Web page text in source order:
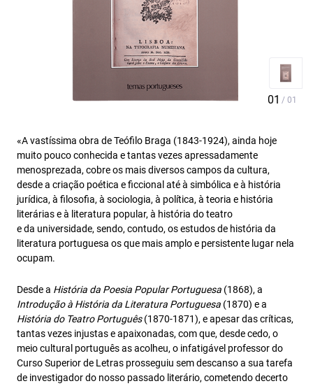
«A vastíssima obra de Teófilo Braga (1843-1924), ainda hoje
muito pouco conhecida e tantas vezes apressadamente
menosprezada, cobre os mais diversos campos da cultura,
desde a criação poética e ficcional até à simbólica e à história
jurídica, à filosofia, à sociologia, à política, à teoria e história
literárias e à literatura popular, à história do teatro
e da universidade, sendo, contudo, os estudos de história da
literatura portuguesa os que mais amplo e persistente lugar nela
ocupam.
Desde a História da Poesia Popular Portuguesa (1868), a
Introdução à História da Literatura Portuguesa (1870) e a
História do Teatro Português(1870-1871), e apesar das críticas,
tantas vezes injustas e apaixonadas, com que, desde cedo, o
meio cultural português as acolheu, o infatigável professor do
Curso Superior de Letras prosseguiu sem descanso a sua tarefa
de investigador do nosso passado literário, cometendo decerto